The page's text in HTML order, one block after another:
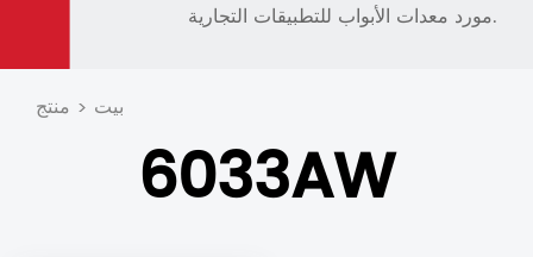
مورد معدات الأبواب للتطبيقات التجارية.
بيت > منتج
6033AW